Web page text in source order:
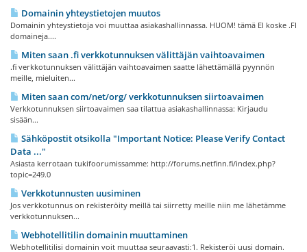
Domainin yhteystietojen muutos
Domainin yhteystietoja voi muuttaa asiakashallinnassa. HUOM! tämä EI koske .FI
domaineja....
Miten saan .fi verkkotunnuksen välittäjän vaihtoavaimen
.fi verkkotunnuksen välittäjän vaihtoavaimen saatte lähettämällä pyynnön
meille, mieluiten...
Miten saan com/net/org/ verkkotunnuksen siirtoavaimen
Verkkotunnuksen siirtoavaimen saa tilattua asiakashallinnassa: Kirjaudu
sisään...
Sähköpostit otsikolla "Important Notice: Please Verify Contact
Data ..."
Asiasta kerrotaan tukifoorumissamme: http://forums.netfinn.fi/index.php?
topic=249.0
Verkkotunnusten uusiminen
Jos verkkotunnus on rekisteröity meillä tai siirretty meille niin me lähetämme
verkkotunnuksen...
Webhotellitilin domainin muuttaminen
Webhotellitilisi domainin voit muuttaa seuraavasti:1. Rekisteröi uusi domain.